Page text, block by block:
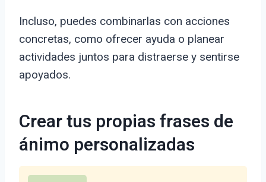
Incluso, puedes combinarlas con acciones
concretas, como ofrecer ayuda o planear
actividades juntos para distraerse y sentirse
apoyados.
Crear tus propias frases de
ánimo personalizadas